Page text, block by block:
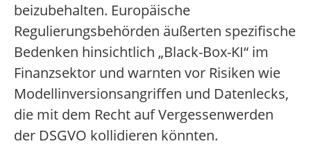
beizubehalten. Europäische
Regulierungsbehörden äußerten spezifische
Bedenken hinsichtlich „Black-Box-KI“ im
Finanzsektor und warnten vor Risiken wie
Modellinversionsangriffen und Datenlecks,
die mit dem Recht auf Vergessenwerden
der DSGVO kollidieren könnten.